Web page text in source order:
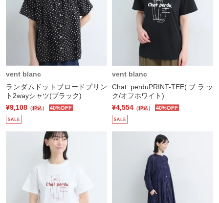
vent blanc
ランダムドットブロードプリン
ト2wayシャツ(ブラック)
¥9,108 （税込） 40%OFF
vent blanc
Chat perduPRINT-TEE(ブラッ
ク/オフホワイト)
¥4,554 （税込） 40%OFF